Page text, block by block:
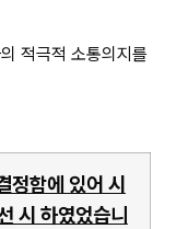
적극적 소통의지를
정함에 있어 시
시 하였었습니